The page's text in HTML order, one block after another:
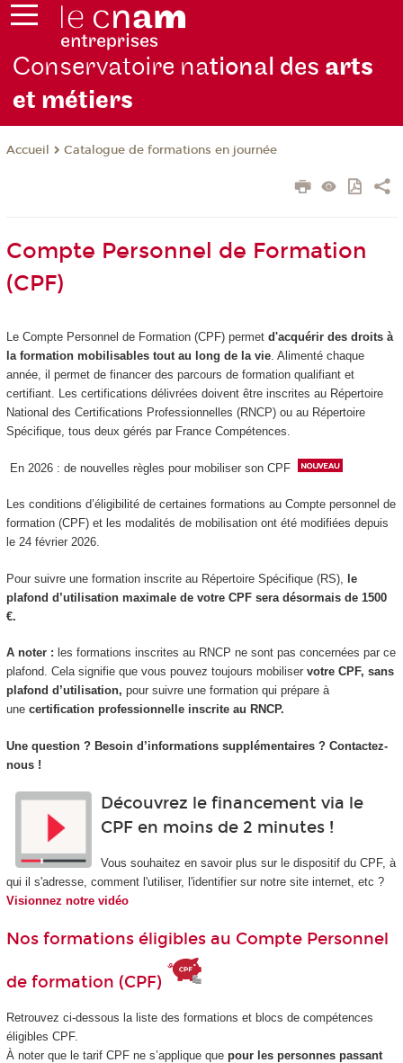
Conservatoire national des arts
et métiers
Accueil Catalogue de formations en journée
Compte Personnel de Formation
(CPF)
Le Compte Personnel de Formation (CPF) permet d'acquérir des droits à
la formation mobilisables tout au long de la vie. Alimenté chaque
année, il permet de financer des parcours de formation qualifiant et
certifiant. Les certifications délivrées doivent être inscrites au Répertoire
National des Certifications Professionnelles (RNCP) ou au Répertoire
Spécifique, tous deux gérés par France Compétences.
En 2026 : de nouvelles règles pour mobiliser son CPF
Les conditions d’éligibilité de certaines formations au Compte personnel de
formation (CPF) et les modalités de mobilisation ont été modifiées depuis
le 24 février 2026.
Pour suivre une formation inscrite au Répertoire Spécifique (RS),
le
plafond d’utilisation maximale de votre CPF sera désormais de 1500
€.
A noter : les formations inscrites au RNCP ne sont pas concernées par ce
plafond. Cela signifie que vous pouvez toujours mobiliser votre CPF, sans
plafond d’utilisation, pour suivre une formation qui prépare à
une certification professionnelle inscrite au RNCP.
Une question ? Besoin d’informations supplémentaires ? Contactez-
nous !
Découvrez le financement via le
CPF en moins de 2 minutes !
Vous souhaitez en savoir plus sur le dispositif du CPF, à
qui il s'adresse, comment l'utiliser, l'identifier sur notre site internet, etc ?
Visionnez notre vidéo
Nos formations éligibles au Compte Personnel
de formation (CPF)
Retrouvez ci-dessous la liste des formations et blocs de compétences
éligibles CPF.
À noter que le tarif CPF ne s’applique que pour les personnes passant